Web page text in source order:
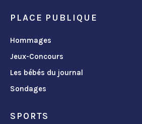
PLACE PUBLIQUE
Hommages
Jeux-Concours
Les bébés du journal
Sondages
SPORTS